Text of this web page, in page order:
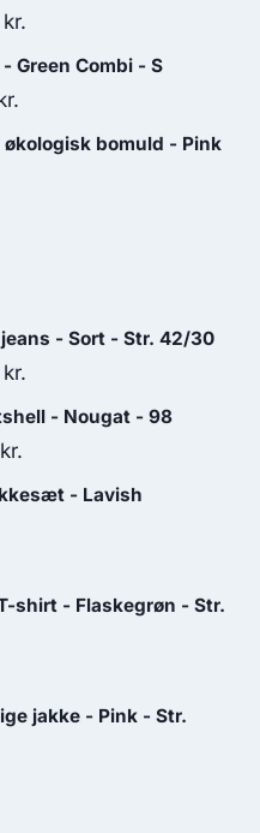
kr.
price
Green Combi - S
price
bomuld - Pink
- Sort - Str. 42/30
kr.
price- Nougat - 98
kr.
price- Lavish
shirt - Flaskegrøn - Str.
jakke - Pink - Str.